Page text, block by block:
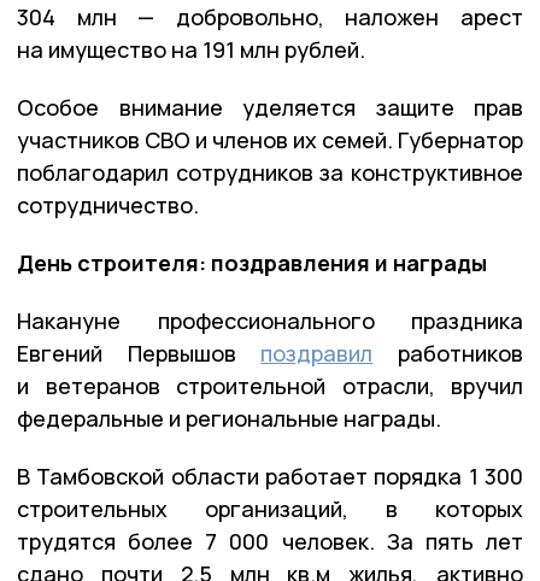
304 млн — добровольно, наложен арест
на имущество на 191 млн рублей.
Особое внимание уделяется защите прав
участников СВО и членов их семей. Губернатор
поблагодарил сотрудников за конструктивное
сотрудничество.
День строителя: поздравления и награды
Накануне профессионального праздника
Евгений Первышов поздравил работников
и ветеранов строительной отрасли, вручил
федеральные и региональные награды.
В Тамбовской области работает порядка 1 300
строительных организаций, в которых
трудятся более 7 000 человек. За пять лет
сдано почти 2,5 млн кв.м жилья, активно